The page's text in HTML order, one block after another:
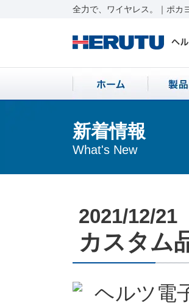
全力で、ワイヤレス。｜ポカ
新着情報
What's New
2021/12/21
カスタム
ヘルツ電